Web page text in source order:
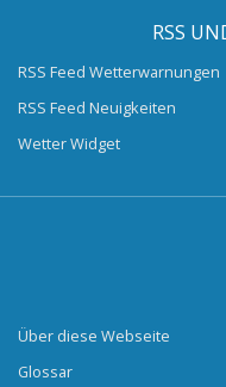
RSS
RSS Feed Wetterwarnungen
RSS Feed Neuigkeiten
Wetter Widget
Über diese Webseite
Glossar